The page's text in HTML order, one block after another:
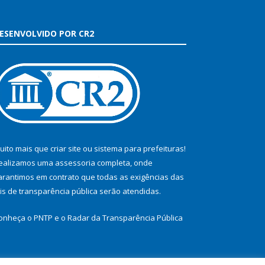
POR CR2
mais que criar site ou sistema para prefeituras!
uma assessoria completa, onde
em contrato que todas as exigências das
de transparência pública serão atendidas.
o PNTP e o Radar da Transparência Pública